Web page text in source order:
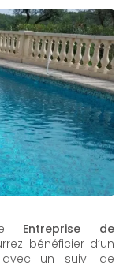
Entreprise de
bénéficier d’un
avec un suivi de